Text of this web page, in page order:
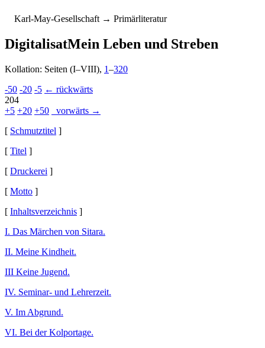
Karl-May-Gesellschaft → Primärliteratur
DigitalisatMein Leben und Streben
Kollation: Seiten (I–VIII), 1–320
-50 -20 -5 ← rückwärts
204
+5 +20 +50
vorwärts →
[ Schmutztitel ]
[ Titel ]
[ Druckerei ]
[ Motto ]
[ Inhaltsverzeichnis ]
I. Das Märchen von Sitara.
II. Meine Kindheit.
III Keine Jugend.
IV. Seminar- und Lehrerzeit.
V. Im Abgrund.
VI. Bei der Kolportage.